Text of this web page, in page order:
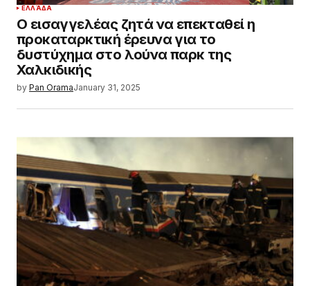
ΕΛΛΆΔΑ
Ο εισαγγελέας ζητά να επεκταθεί η
προκαταρκτική έρευνα για το
δυστύχημα στο λούνα παρκ της
Χαλκιδικής
by Pan OramaJanuary 31, 2025